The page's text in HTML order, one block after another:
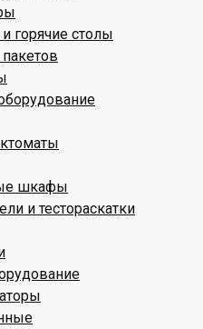
горячие столы
шкафы
и тестораскатки